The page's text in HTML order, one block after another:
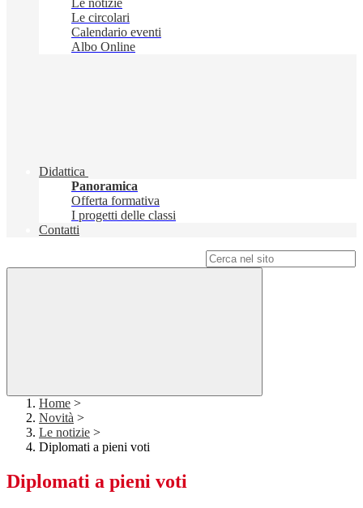
Le notizie
Le circolari
Calendario eventi
Albo Online
Didattica
Panoramica
Offerta formativa
I progetti delle classi
Contatti
Home >
Novità >
Le notizie >
Diplomati a pieni voti
Diplomati a pieni voti